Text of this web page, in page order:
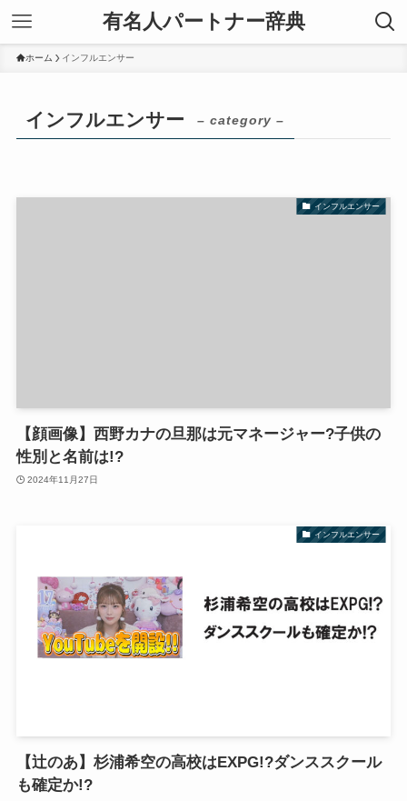
有名人パートナー辞典
ホーム インフルエンサー
インフルエンサー – category –
インフルエンサー
【顔画像】西野カナの旦那は元マネージャー?子供の
性別と名前は!?
2024年11月27日
インフルエンサー
【辻のあ】杉浦希空の高校はEXPG!?ダンススクール
も確定か!?